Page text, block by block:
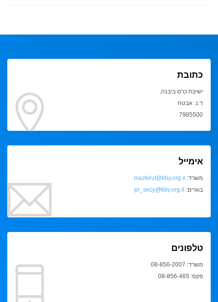
כתובת
ישיבת כרם ביבנה,
ד.נ. אבטח
7985500
אימייל
משרד: mazkirut@kby.org.il
בוגרים: pr_secy@kby.org.il
טלפונים
משרד: 08-856-2007
פקס: 08-856-465